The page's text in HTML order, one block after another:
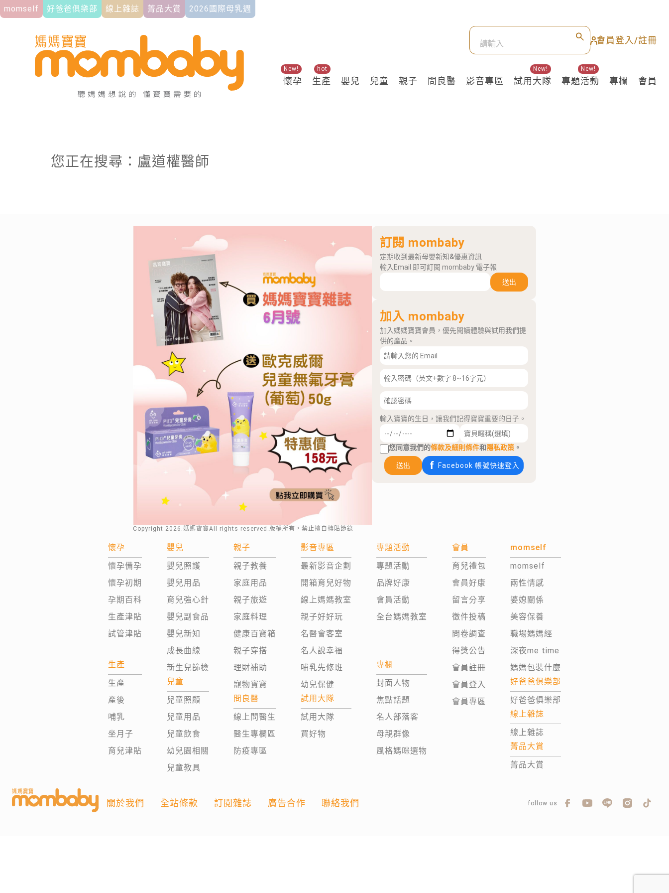
momself 好爸爸俱樂部 線上雜誌 菁品大賞 2026國際母乳週
會員登入/註冊
懷孕
New!
生產
hot
嬰兒 兒童 親子 問良醫 影音專區 試用大隊
New!
專題活動
New!
專欄 會員
關鍵熱搜
您正在搜尋：盧道權醫師
Copyright 2026 .媽媽寶寶All rights reserved.版權所有，禁止擅自轉貼節錄
訂閱 mombaby
定期收到最新母嬰新知&優惠資訊
輸入Email 即可訂閱 mombaby 電子報
送出
加入 mombaby
加入媽媽寶寶會員，優先閱讀體驗與試用我們提
供的產品。
輸入寶寶的生日，讓我們記得寶寶重要的日子。
您同意我們的條款及細則條件和隱私政策 。
送出 Facebook 帳號快速登入
懷孕
懷孕備孕
懷孕初期
孕期百科
生產津貼
試管津貼
生產
生產
產後
哺乳
坐月子
育兒津貼
嬰兒
嬰兒照護
嬰兒用品
育兒強心針
嬰兒副食品
嬰兒新知
成長曲線
新生兒篩檢
兒童
兒童照顧
兒童用品
兒童飲食
幼兒園相關
兒童教具
親子
親子教養
家庭用品
親子旅遊
家庭料理
健康百寶箱
親子穿搭
理財補助
寵物寶寶
問良醫
線上問醫生
醫生專欄區
防疫專區
影音專區
最新影音企劃
開箱育兒好物
線上媽媽教室
親子好好玩
名醫會客室
名人說幸福
哺乳先修班
幼兒保健
試用大隊
試用大隊
買好物
專題活動
專題活動
品牌好康
會員活動
全台媽媽教室
專欄
封面人物
焦點話題
名人部落客
母親群像
風格媽咪選物
會員
育兒禮包
會員好康
留言分享
徵件投稿
問卷調查
得獎公告
會員註冊
會員登入
會員專區
momself
momself
兩性情感
婆媳關係
美容保養
職場媽媽經
深夜me time
媽媽包裝什麼
好爸爸俱樂部
好爸爸俱樂部
線上雜誌
線上雜誌
菁品大賞
菁品大賞
關於我們 全站條款 訂閱雜誌 廣告合作 聯絡我們 follow us